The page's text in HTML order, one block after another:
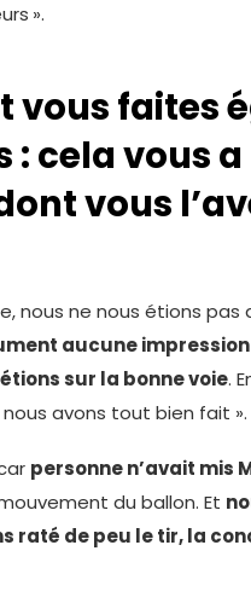
».
vous faites
: cela vous
vous
nous ne nous étions pas
aucune
sur la bonne voie.
avons tout bien fait ».
personne n’avait mis
du ballon. Et
raté de peu le tir, la